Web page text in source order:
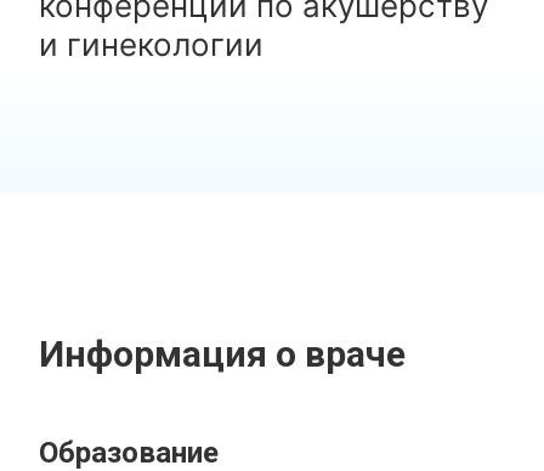
и гинекологии
Информация о враче
Образование